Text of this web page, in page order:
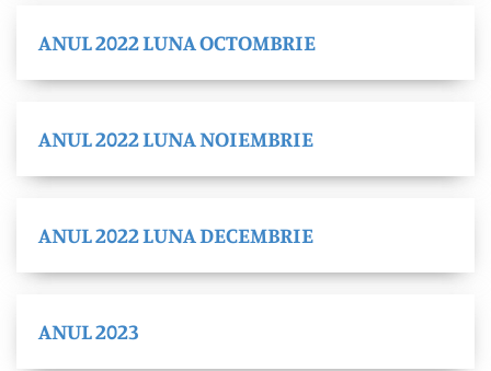
ANUL 2022 LUNA OCTOMBRIE
ANUL 2022 LUNA NOIEMBRIE
ANUL 2022 LUNA DECEMBRIE
ANUL 2023